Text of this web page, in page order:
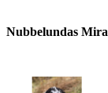
Nubbelundas Mira